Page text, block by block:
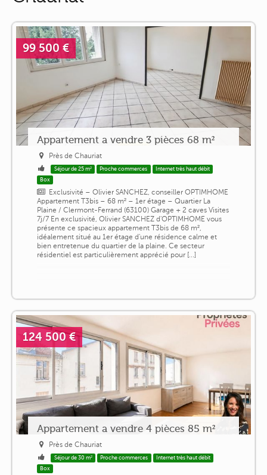
99 500 €
Appartement a vendre 3 pièces 68 m²
Près de Chauriat
Séjour de 25 m² Proche commerces
Internet très haut débit
Box
Exclusivité – Olivier SANCHEZ, conseiller OPTIMHOME
Appartement T3bis – 68 m² – 1er étage – Quartier La
Plaine / Clermont-Ferrand (63100) Garage + 2 caves Visites
7j/7 En exclusivité, Olivier SANCHEZ d'OPTIMHOME vous
présente ce spacieux appartement T3bis de 68 m²,
idéalement situé au 1er étage d'une résidence calme et
bien entretenue du quartier de la plaine. Ce secteur
résidentiel est particulièrement apprécié pour [...]
124 500 €
Appartement a vendre 4 pièces 85 m²
Près de Chauriat
Séjour de 30 m² Proche commerces
Internet très haut débit
Box